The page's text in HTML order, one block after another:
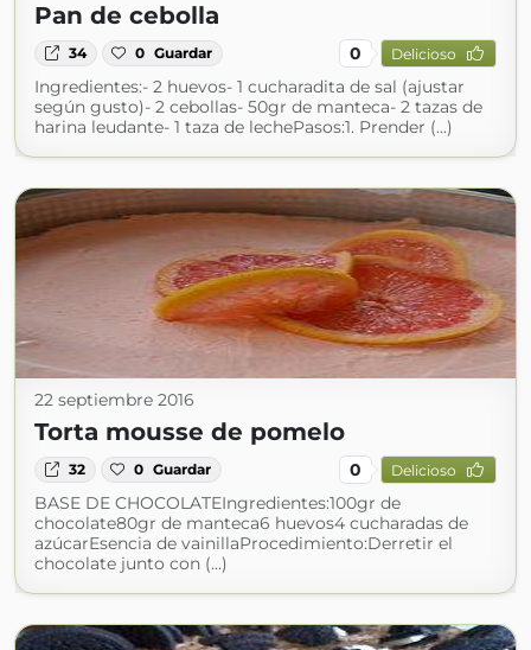
Pan de cebolla
34 0 Guardar 0 Delicioso
Ingredientes:- 2 huevos- 1 cucharadita de sal (ajustar
según gusto)- 2 cebollas- 50gr de manteca- 2 tazas de
harina leudante- 1 taza de lechePasos:1. Prender (...)
22 septiembre 2016
Torta mousse de pomelo
32 0 Guardar 0 Delicioso
BASE DE CHOCOLATEIngredientes:100gr de
chocolate80gr de manteca6 huevos4 cucharadas de
azúcarEsencia de vainillaProcedimiento:Derretir el
chocolate junto con (...)